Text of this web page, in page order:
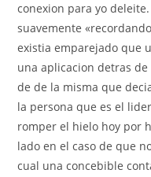
conexion para yo deleite.
suavemente
existia emparejado que
una aplicacion detras
de de la misma que
la persona que es el
romper el hielo hoy por
lado en el caso de que
cual una concebible